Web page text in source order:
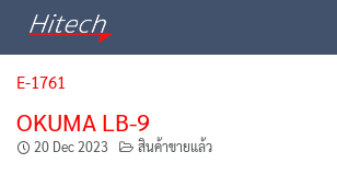
E-1761
OKUMA LB-9
20 Dec 2023 สินค้าขายแล้ว